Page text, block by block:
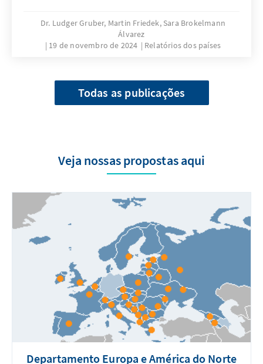
Dr. Ludger Gruber, Martin Friedek, Sara Brokelmann
Álvarez
19 de novembro de 2024
Relatórios dos países
Todas as publicações
Veja nossas propostas aqui
Departamento Europa e América do Norte